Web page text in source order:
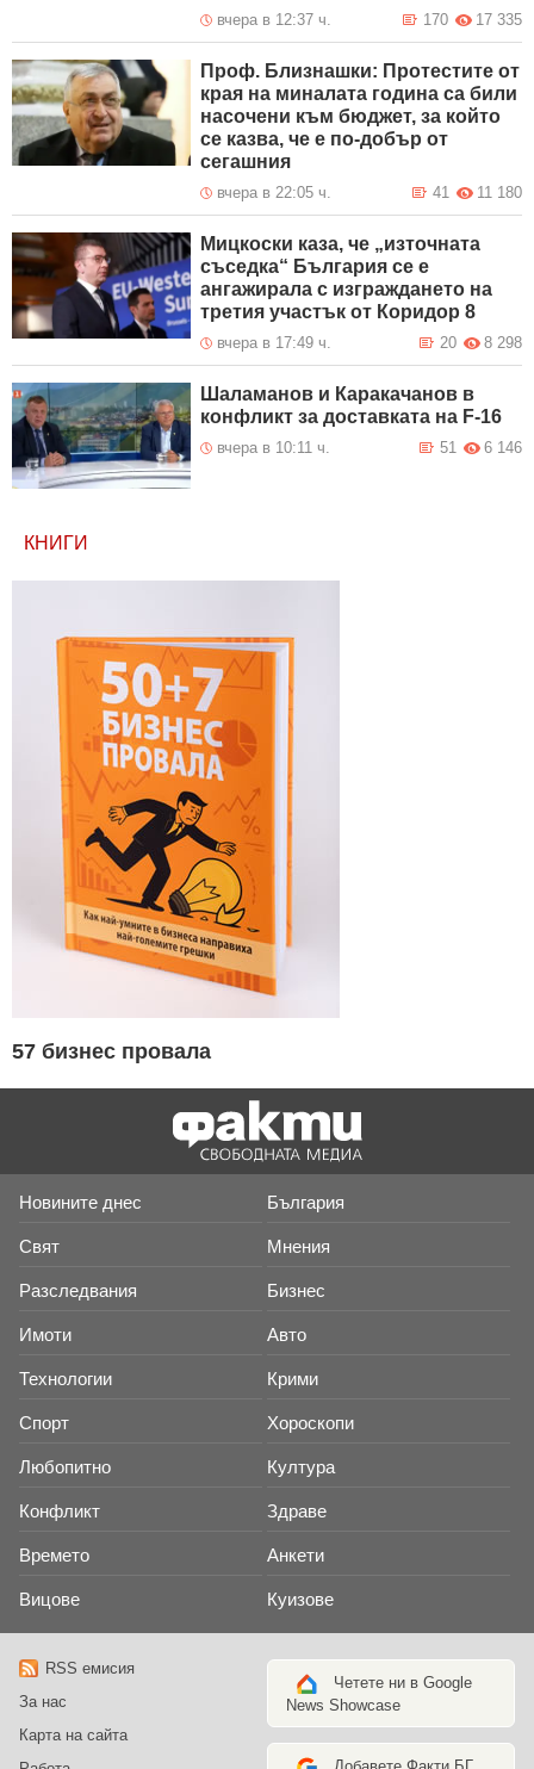
вчера в 12:37 ч. 17 335
170
Проф. Близнашки: Протестите от
края на миналата година са били
насочени към бюджет, за който
се казва, че е по-добър от
сегашния
вчера в 22:05 ч. 11 180
41
Мицкоски каза, че „източната
съседка“ България се е
ангажирала с изграждането на
третия участък от Коридор 8
вчера в 17:49 ч. 8 298
20
Шаламанов и Каракачанов в
конфликт за доставката на F-16
вчера в 10:11 ч. 6 146
51
КНИГИ
57 бизнес провала
Новините днес България
Свят Мнения
Разследвания Бизнес
Имоти Авто
Технологии Крими
Спорт Хороскопи
Любопитно Култура
Конфликт Здраве
Времето Анкети
Вицове Куизове
RSS емисия
За нас
Карта на сайта
Четете ни в Google
News Showcase